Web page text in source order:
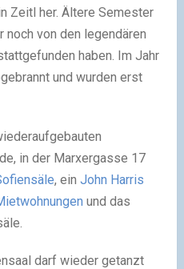
Zeitl her. Ältere Semester
von den legendären
haben. Im Jahr
und wurden erst
in der Marxergasse 17
, ein John Harris
und das
darf wieder getanzt